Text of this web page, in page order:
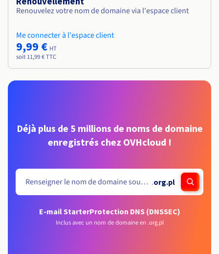
Renouvelez votre nom de domaine via l'espace client
Me connecter à l'espace client
9,99 € HT
soit 11,99 € TTC
Déjà plus de 5 millions de noms de domaine
enregistrés chez OVHcloud !
.org.pl
E-mail StarterProtection DNS (DNSSEC)
Inclus avec un nom de domaine en .org.pl